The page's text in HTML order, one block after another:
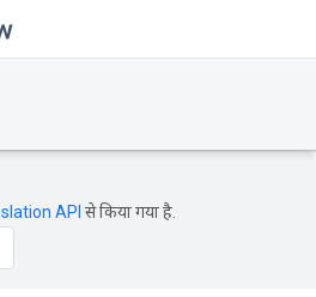
API से किया गया है.